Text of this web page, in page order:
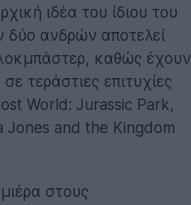
ιδέα του ίδιου του
δύο ανδρών αποτελεί
καθώς έχουν
τεράστιες επιτυχίες
World: Jurassic Park,
Jones and the Kingdom
στους